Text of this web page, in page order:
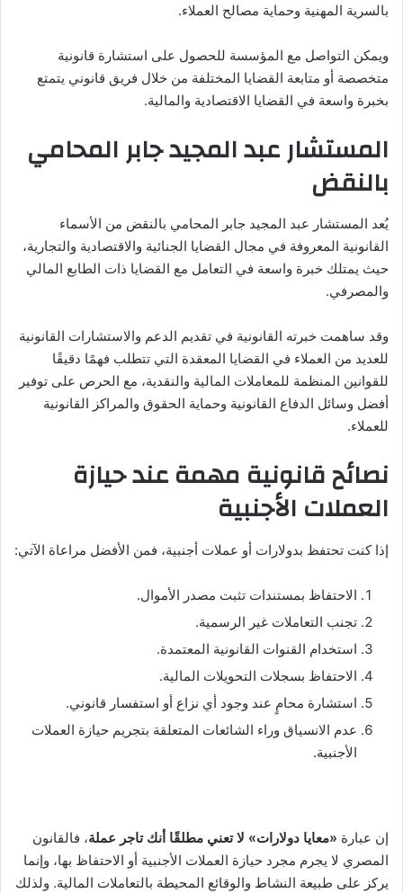
بالسرية المهنية وحماية مصالح العملاء.
ويمكن التواصل مع المؤسسة للحصول على استشارة قانونية
متخصصة أو متابعة القضايا المختلفة من خلال فريق قانوني يتمتع
بخبرة واسعة في القضايا الاقتصادية والمالية.
المستشار عبد المجيد جابر المحامي
بالنقض
يُعد المستشار عبد المجيد جابر المحامي بالنقض من الأسماء
القانونية المعروفة في مجال القضايا الجنائية والاقتصادية والتجارية،
حيث يمتلك خبرة واسعة في التعامل مع القضايا ذات الطابع المالي
والمصرفي.
وقد ساهمت خبرته القانونية في تقديم الدعم والاستشارات القانونية
للعديد من العملاء في القضايا المعقدة التي تتطلب فهمًا دقيقًا
للقوانين المنظمة للمعاملات المالية والنقدية، مع الحرص على توفير
أفضل وسائل الدفاع القانونية وحماية الحقوق والمراكز القانونية
للعملاء.
نصائح قانونية مهمة عند حيازة
العملات الأجنبية
إذا كنت تحتفظ بدولارات أو عملات أجنبية، فمن الأفضل مراعاة الآتي:
الاحتفاظ بمستندات تثبت مصدر الأموال.
تجنب التعاملات غير الرسمية.
استخدام القنوات القانونية المعتمدة.
الاحتفاظ بسجلات التحويلات المالية.
استشارة محامٍ عند وجود أي نزاع أو استفسار قانوني.
عدم الانسياق وراء الشائعات المتعلقة بتجريم حيازة العملات
الأجنبية.
إن عبارة «معايا دولارات» لا تعني مطلقًا أنك تاجر عملة، فالقانون
المصري لا يجرم مجرد حيازة العملات الأجنبية أو الاحتفاظ بها، وإنما
يركز على طبيعة النشاط والوقائع المحيطة بالتعاملات المالية. ولذلك